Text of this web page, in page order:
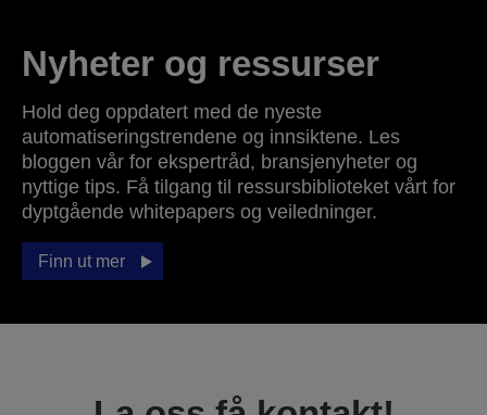
Nyheter og ressurser
Hold deg oppdatert med de nyeste
automatiseringstrendene og innsiktene. Les
bloggen vår for ekspertråd, bransjenyheter og
nyttige tips. Få tilgang til ressursbiblioteket vårt for
dyptgående whitepapers og veiledninger.
Finn ut mer